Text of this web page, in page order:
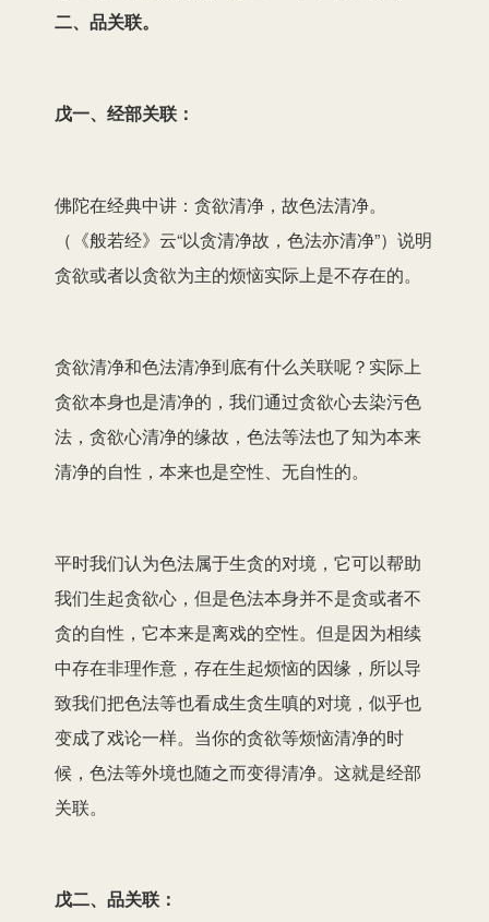
二、品关联。
戊一、经部关联：
佛陀在经典中讲：贪欲清净，故色法清净。
（《般若经》云“以贪清净故，色法亦清净”）说明
贪欲或者以贪欲为主的烦恼实际上是不存在的。
贪欲清净和色法清净到底有什么关联呢？实际上
贪欲本身也是清净的，我们通过贪欲心去染污色
法，贪欲心清净的缘故，色法等法也了知为本来
清净的自性，本来也是空性、无自性的。
平时我们认为色法属于生贪的对境，它可以帮助
我们生起贪欲心，但是色法本身并不是贪或者不
贪的自性，它本来是离戏的空性。但是因为相续
中存在非理作意，存在生起烦恼的因缘，所以导
致我们把色法等也看成生贪生嗔的对境，似乎也
变成了戏论一样。当你的贪欲等烦恼清净的时
候，色法等外境也随之而变得清净。这就是经部
关联。
戊二、品关联：